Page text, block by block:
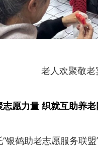
老人欢聚敬老
志愿力量 织就互助养
“银鹤助老志愿服务联